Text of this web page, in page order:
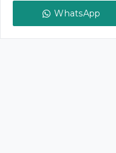
WhatsApp